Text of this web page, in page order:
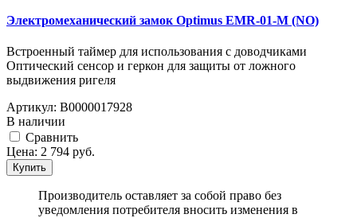
Электромеханический замок Optimus EMR-01-M (NO)
Встроенный таймер для использования с доводчиками
Оптический сенсор и геркон для защиты от ложного
выдвижения ригел­­я
Артикул: В0000017928
В наличии
Cравнить
Цена: 2 794 руб.
Купить
Производитель оставляет за собой право без
уведомления потребителя вносить изменения в